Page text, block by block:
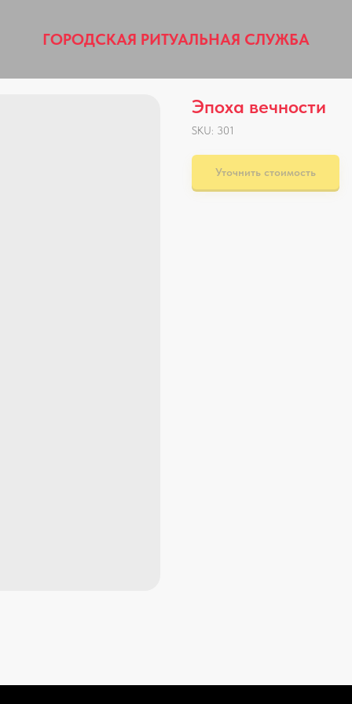
ГОРОДСКАЯ РИТУАЛЬНАЯ СЛУЖБА
Эпоха вечности
SKU: 301
Уточнить стоимость